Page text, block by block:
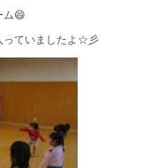
ム😄
っていましたよ☆彡